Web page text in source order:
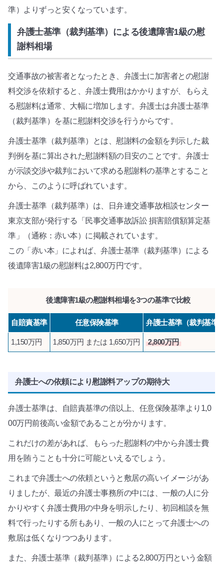
準）よりずっと安くなっています。
弁護士基準（裁判基準）による後遺障害1級の慰
謝料相場
交通事故の被害者となったとき、弁護士に加害者との慰謝
料交渉を依頼すると、弁護士費用はかかりますが、もらえ
る慰謝料は通常、大幅に増加します。弁護士は弁護士基準
（裁判基準）を基に慰謝料交渉を行うからです。
弁護士基準（裁判基準）とは、慰謝料の金額を判示した裁
判例を基に算出された慰謝料額の目安のことです。弁護士
が示談交渉や裁判において求める慰謝料の基準とすること
から、このように呼ばれています。
弁護士基準（裁判基準）は、日弁連交通事故相談センター
東京支部が発行する「民事交通事故訴訟 損害賠償額算定基
準」（通称：赤い本）に掲載されています。
この「赤い本」によれば、弁護士基準（裁判基準）による
後遺障害1級の慰謝料は2,800万円です。
後遺障害1級の慰謝料相場を3つの基準で比較
自賠責基準 任意保険基準 弁護士基準（裁判基準
1,150万円 1,850万円 または 1,650万円 2,800万円
弁護士への依頼により慰謝料アップの期待大
弁護士基準は、自賠責基準の倍以上、任意保険基準より1,0
00万円前後高い金額であることが分かります。
これだけの差があれば、もらった慰謝料の中から弁護士費
用を賄うことも十分に可能といえるでしょう。
これまで弁護士への依頼というと敷居の高いイメージがあ
りましたが、最近の弁護士事務所の中には、一般の人に分
かりやすく弁護士費用の中身を明示したり、初回相談を無
料で行ったりする所もあり、一般の人にとって弁護士への
敷居は低くなりつつあります。
また、弁護士基準（裁判基準）による2,800万円という金額